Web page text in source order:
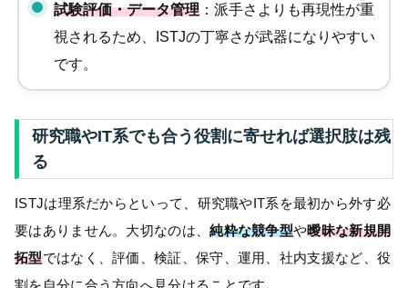
試験評価・データ管理：派手さよりも再現性が重
視されるため、ISTJの丁寧さが武器になりやすい
です。
研究職やIT系でも合う役割に寄せれば選択肢は残
る
ISTJは理系だからといって、研究職やIT系を最初から外す必
要はありません。大切なのは、純粋な競争型や曖昧な新規開
拓型ではなく、評価、検証、保守、運用、社内支援など、役